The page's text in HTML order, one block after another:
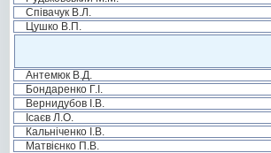
Співачук В.Л.
Цушко В.П.
Антемюк В.Д.
Бондаренко Г.І.
Вернидубов І.В.
Ісаєв Л.О.
Кальніченко І.В.
Матвієнко П.В.